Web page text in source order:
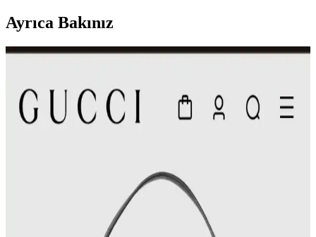
Ayrıca Bakınız
Andres Gallardo çantaları, özgün seramik tavşan figürleri ve doğal
deri dokusuyla estetik ve işlevselliği bir araya getiriyor. Kullanıcı
ve İkinci El Alışverişte Orijinallik
Çanta koleksiyonları farklı boyut, doku ve renklerle zenginleşir.
Kullanım sıklığına göre tercih edilen çantalar, koleksiyon yönetimi
ve ikinci el alışverişte orijinallik kontrolü önem taşır.